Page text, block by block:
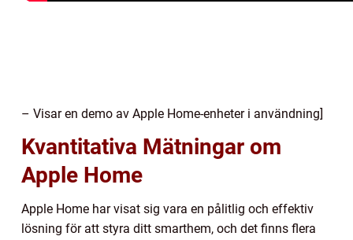
– Visar en demo av Apple Home-enheter i användning]
Kvantitativa Mätningar om
Apple Home
Apple Home har visat sig vara en pålitlig och effektiv
lösning för att styra ditt smarthem, och det finns flera